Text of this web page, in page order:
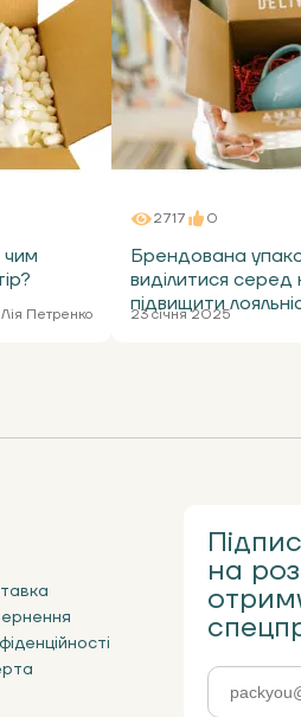
чим
Петренко
2717 0
Брендована
виділитися серед
підвищити
23 січня 2025
на